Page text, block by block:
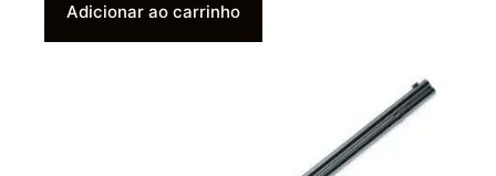
Adicionar ao carrinho